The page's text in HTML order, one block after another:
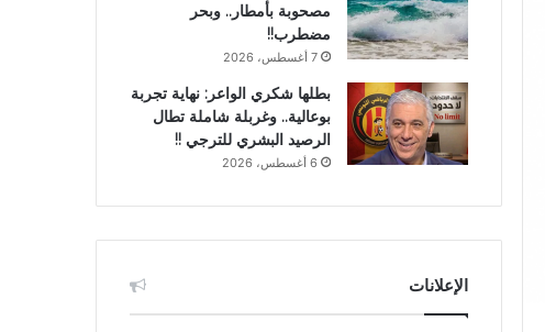
مصحوبة بأمطار.. وبحر
مضطرب!!
7 أغسطس، 2026
بطلها شكري الواعر: نهاية تجربة
بوعالية.. وغربلة شاملة تطال
الرصيد البشري للترجي !!
6 أغسطس، 2026
الإعلانات